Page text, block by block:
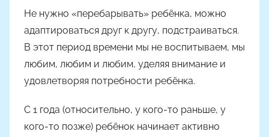
Не нужно «перебарывать» ребёнка, можно
адаптироваться друг к другу, подстраиваться.
В этот период времени мы не воспитываем, мы
любим, любим и любим, уделяя внимание и
удовлетворяя потребности ребёнка.
С 1 года (относительно, у кого-то раньше, у
кого-то позже) ребёнок начинает активно